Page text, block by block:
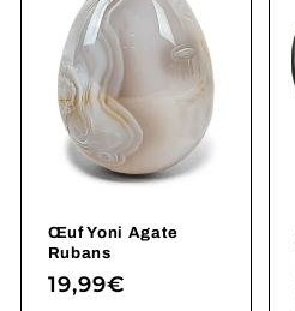
Œuf Yoni Agate
Rubans
Normaler
19,99€